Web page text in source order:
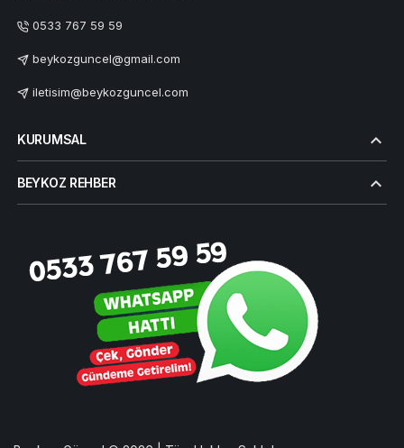
0533 767 59 59
beykozguncel@gmail.com
iletisim@beykozguncel.com
KURUMSAL
BEYKOZ REHBER